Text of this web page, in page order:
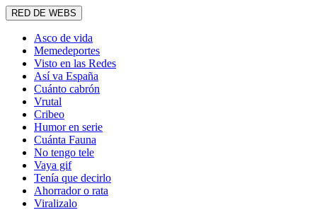
RED DE WEBS
Asco de vida
Memedeportes
Visto en las Redes
Así va España
Cuánto cabrón
Vrutal
Cribeo
Humor en serie
Cuánta Fauna
No tengo tele
Vaya gif
Tenía que decirlo
Ahorrador o rata
Viralizalo